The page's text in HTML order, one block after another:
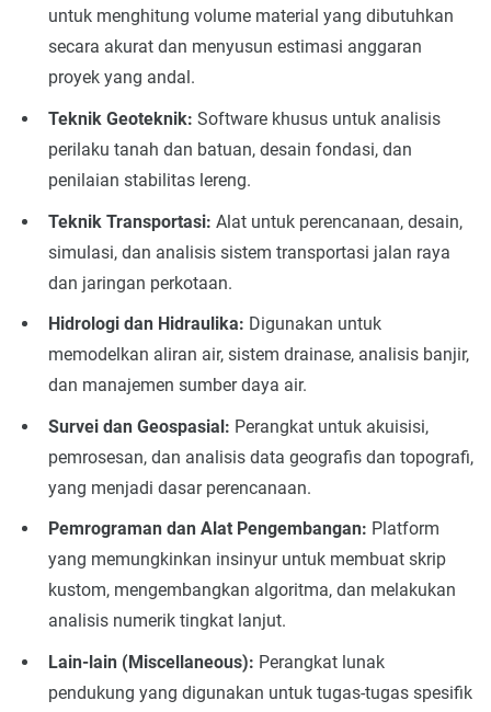
untuk menghitung volume material yang dibutuhkan
secara akurat dan menyusun estimasi anggaran
proyek yang andal.
Teknik Geoteknik: Software khusus untuk analisis
perilaku tanah dan batuan, desain fondasi, dan
penilaian stabilitas lereng.
Teknik Transportasi: Alat untuk perencanaan, desain,
simulasi, dan analisis sistem transportasi jalan raya
dan jaringan perkotaan.
Hidrologi dan Hidraulika: Digunakan untuk
memodelkan aliran air, sistem drainase, analisis banjir,
dan manajemen sumber daya air.
Survei dan Geospasial: Perangkat untuk akuisisi,
pemrosesan, dan analisis data geografis dan topografi,
yang menjadi dasar perencanaan.
Pemrograman dan Alat Pengembangan: Platform
yang memungkinkan insinyur untuk membuat skrip
kustom, mengembangkan algoritma, dan melakukan
analisis numerik tingkat lanjut.
Lain-lain (Miscellaneous): Perangkat lunak
pendukung yang digunakan untuk tugas-tugas spesifik